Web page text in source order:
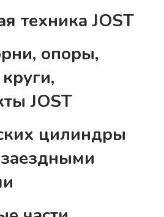
техника JOST
опоры,
JOST
цилиндры